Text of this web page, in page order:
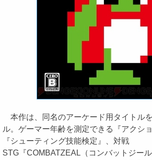
本作は、同名のアーケード用タイトル
ル。ゲーマー年齢を測定できる『アクシ
『シューティング技能検定』、対戦
STG『COMBATZEAL（コンバットジー